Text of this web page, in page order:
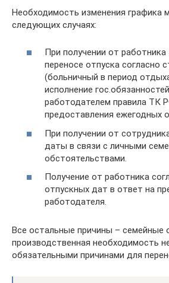
Необходимость изменения графика
следующих случаях:
При получении от работника
переносе отпуска согласно
(больничный в период
исполнение
работодателем правила ТК
предоставления ежегодных
При получении от
даты в связи с личными
обстоятельствами.
Получение от работника
отпускных дат в ответ на
работодателя.
Все остальные причины – семейные
производственная необходимость
обязательными причинами для